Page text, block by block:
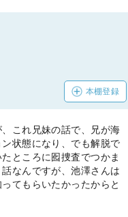
本棚登録
これ兄妹の話で、兄が海
状態になり、でも解脱で
ところに囮捜査でつかま
なんですが、池澤さんは
てもらいたかったからと